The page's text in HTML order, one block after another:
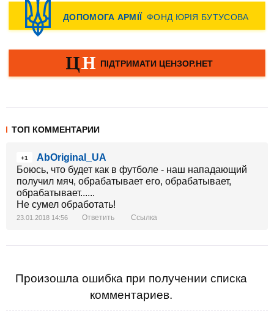
ТОП КОММЕНТАРИИ
+1
AbOriginal_UA
Боюсь, что будет как в футболе - наш нападающий
получил мяч, обрабатывает его, обрабатывает,
обрабатывает......
Не сумел обработать!
23.01.2018 14:56 Ответить Ссылка
Произошла ошибка при получении списка
комментариев.